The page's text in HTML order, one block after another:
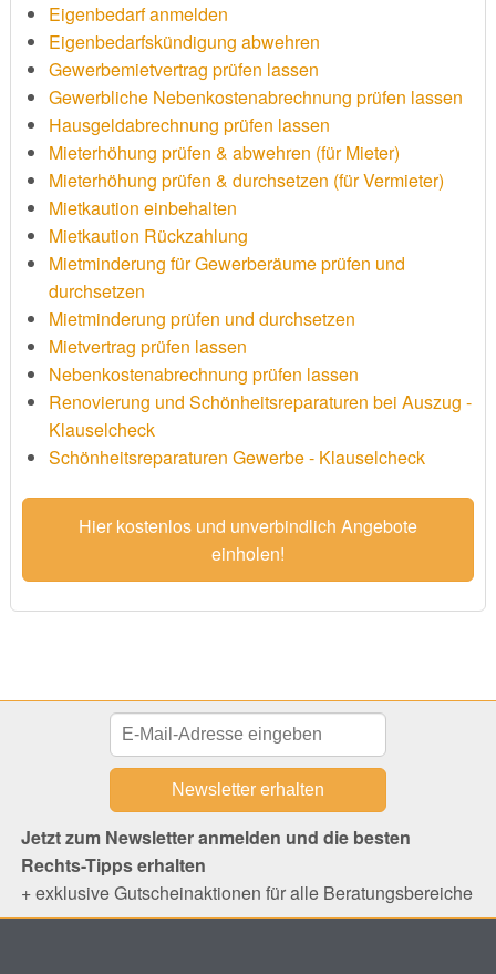
Eigenbedarf anmelden
Eigenbedarfskündigung abwehren
Gewerbemietvertrag prüfen lassen
Gewerbliche Nebenkostenabrechnung prüfen lassen
Hausgeldabrechnung prüfen lassen
Mieterhöhung prüfen & abwehren (für Mieter)
Mieterhöhung prüfen & durchsetzen (für Vermieter)
Mietkaution einbehalten
Mietkaution Rückzahlung
Mietminderung für Gewerberäume prüfen und
durchsetzen
Mietminderung prüfen und durchsetzen
Mietvertrag prüfen lassen
Nebenkostenabrechnung prüfen lassen
Renovierung und Schönheitsreparaturen bei Auszug -
Klauselcheck
Schönheitsreparaturen Gewerbe - Klauselcheck
Hier kostenlos und unverbindlich Angebote
einholen!
Jetzt zum Newsletter anmelden und die besten
Rechts-Tipps erhalten
+ exklusive Gutscheinaktionen für alle Beratungsbereiche